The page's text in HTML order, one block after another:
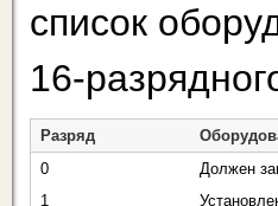
список
16-
Разряд
0
Должен
1